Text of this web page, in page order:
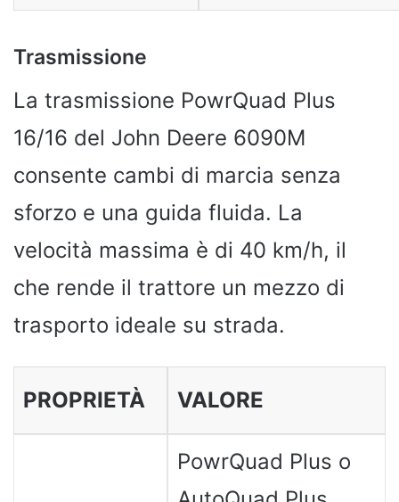
Trasmissione
La trasmissione PowrQuad Plus
16/16 del John Deere 6090M
consente cambi di marcia senza
sforzo e una guida fluida. La
velocità massima è di 40 km/h, il
che rende il trattore un mezzo di
trasporto ideale su strada.
PROPRIETÀ VALORE
PowrQuad Plus o